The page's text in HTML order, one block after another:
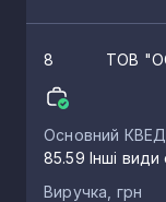
8 ТОВ
Основний КВЕД
85.59 Інші види
Виручка, грн